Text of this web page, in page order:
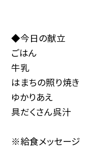
◆今日の献立
ごはん
牛乳
はまちの照り焼き
ゆかりあえ
具だくさん呉汁
※給食メッセージ